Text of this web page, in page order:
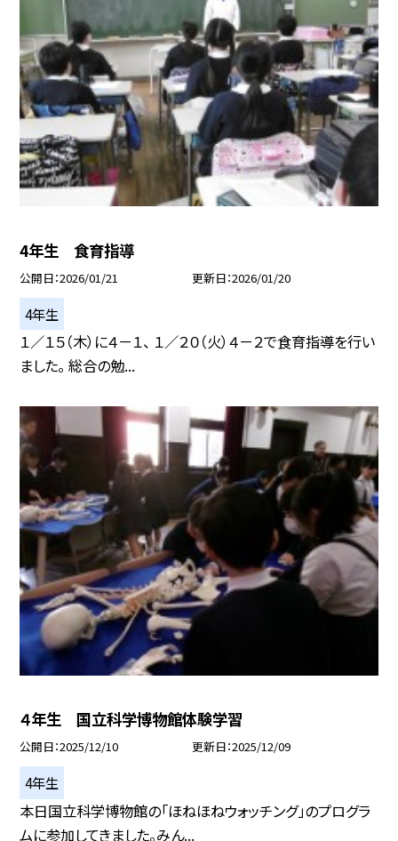
4年生 食育指導
公開日 2026/01/21 更新日 2026/01/20
4年生
１／１５（木）に４－１、 １／２０（火）４－２で食育指導を行い
ました。 総合の勉...
４年生 国立科学博物館体験学習
公開日 2025/12/10 更新日 2025/12/09
4年生
本日国立科学博物館の「ほねほねウォッチング」のプログラ
ムに参加してきました。みん...